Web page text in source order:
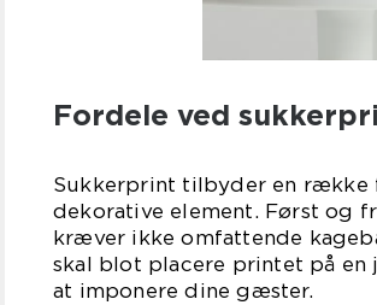
Fordele ved
Sukkerprint tilbyder en række
dekorative element. Først og
kræver ikke omfattende
skal blot placere printet på en
at imponere dine gæster.